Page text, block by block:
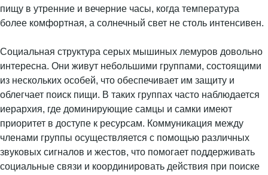
пищу в утренние и вечерние часы, когда температура
более комфортная, а солнечный свет не столь интенсивен.
Социальная структура серых мышиных лемуров довольно
интересна. Они живут небольшими группами, состоящими
из нескольких особей, что обеспечивает им защиту и
облегчает поиск пищи. В таких группах часто наблюдается
иерархия, где доминирующие самцы и самки имеют
приоритет в доступе к ресурсам. Коммуникация между
членами группы осуществляется с помощью различных
звуковых сигналов и жестов, что помогает поддерживать
социальные связи и координировать действия при поиске